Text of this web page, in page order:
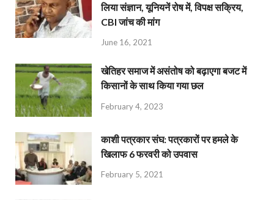
लिया संज्ञान, यूनियनें रोष में, विपक्ष सक्रिय,
CBI जांच की मांग
June 16, 2021
खेतिहर समाज में असंतोष को बढ़ाएगा बजट में
किसानों के साथ किया गया छल
February 4, 2023
काशी पत्रकार संघ: पत्रकारों पर हमले के
खिलाफ 6 फरवरी को उपवास
February 5, 2021